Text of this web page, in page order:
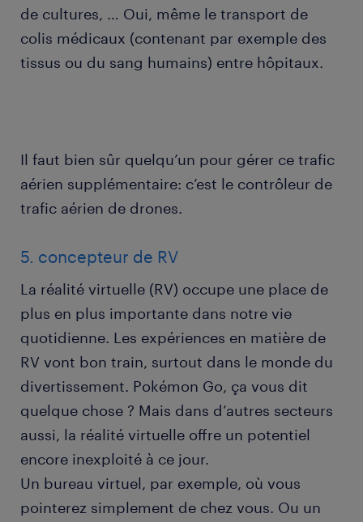
de cultures, … Oui, même le transport de
colis médicaux (contenant par exemple des
tissus ou du sang humains) entre hôpitaux.
Il faut bien sûr quelqu’un pour gérer ce trafic
aérien supplémentaire: c’est le contrôleur de
trafic aérien de drones.
5. concepteur de RV
La réalité virtuelle (RV) occupe une place de
plus en plus importante dans notre vie
quotidienne. Les expériences en matière de
RV vont bon train, surtout dans le monde du
divertissement. Pokémon Go, ça vous dit
quelque chose ? Mais dans d’autres secteurs
aussi, la réalité virtuelle offre un potentiel
encore inexploité à ce jour.
Un bureau virtuel, par exemple, où vous
pointerez simplement de chez vous. Ou un